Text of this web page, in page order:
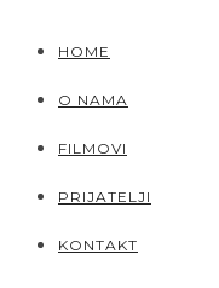
HOME
O NAMA
FILMOVI
PRIJATELJI
KONTAKT